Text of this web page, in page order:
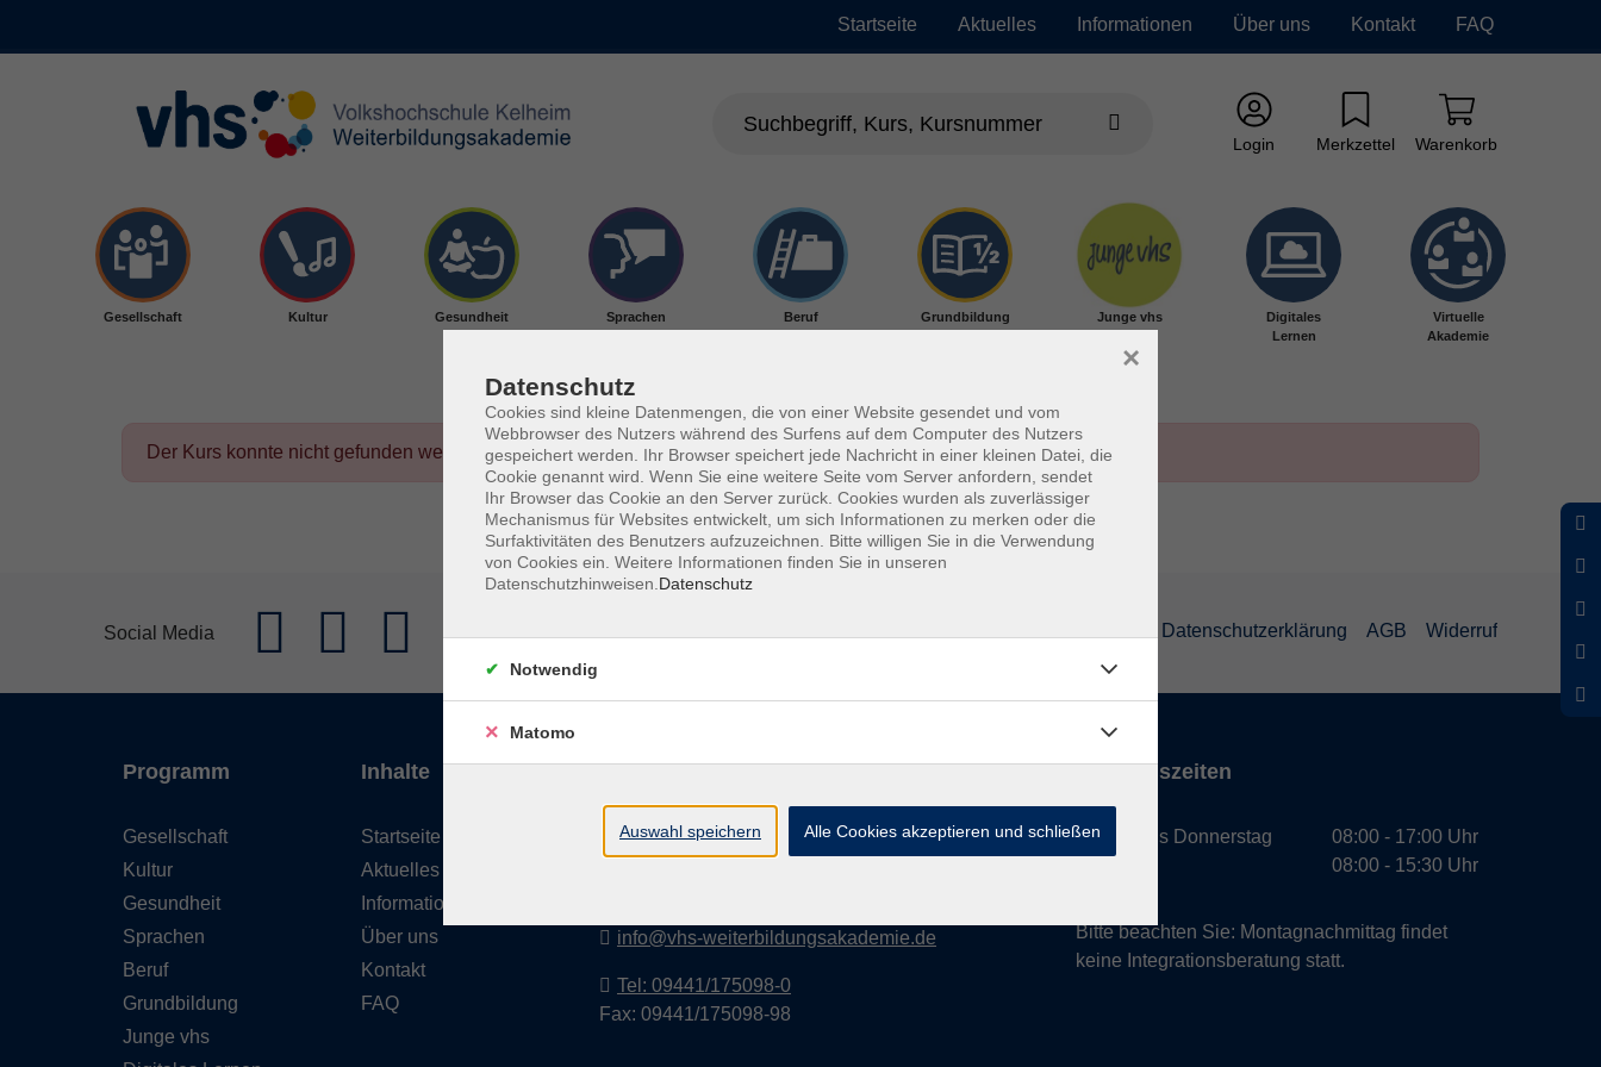
Startseite Aktuelles Informationen Über uns Kontakt FAQ
Login Merkzettel Warenkorb
Gesellschaft Kultur Gesundheit Sprachen Beruf Grundbildung Junge vhs
Digitales
Lernen
Virtuelle
Akademie
Der Kurs konnte nicht gefunden werden.
Social Media Datenschutzerklärung AGB Widerruf
Programm
Gesellschaft
Kultur
Gesundheit
Sprachen
Beruf
Grundbildung
Junge vhs
Inhalte
Startseite
Aktuelles
Informationen
Über uns
Kontakt
FAQ
Lederergasse 2
info@vhs-weiterbildungsakademie.de
Tel: 09441/175098-0
Fax: 09441/175098-98
Öffnungszeiten
Montag bis Donnerstag
08:00 - 17:00 Uhr
08:00 - 15:30 Uhr
Bitte beachten Sie: Montagnachmittag findet
keine Integrationsberatung statt.
Datenschutz
Cookies sind kleine Datenmengen, die von einer Website gesendet und vom
Webbrowser des Nutzers während des Surfens auf dem Computer des Nutzers
gespeichert werden. Ihr Browser speichert jede Nachricht in einer kleinen Datei, die
Cookie genannt wird. Wenn Sie eine weitere Seite vom Server anfordern, sendet
Ihr Browser das Cookie an den Server zurück. Cookies wurden als zuverlässiger
Mechanismus für Websites entwickelt, um sich Informationen zu merken oder die
Surfaktivitäten des Benutzers aufzuzeichnen. Bitte willigen Sie in die Verwendung
von Cookies ein. Weitere Informationen finden Sie in unseren
Datenschutzhinweisen. Datenschutz
×
Notwendig
Matomo
Auswahl speichern Alle Cookies akzeptieren und schließen